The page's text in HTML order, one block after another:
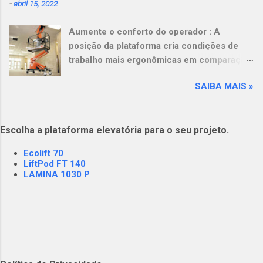
-abril 15, 2022
Aumente o conforto do operador : A
posição da plataforma cria condições de
trabalho mais ergonômicas em comparação
ferramentas e materiais : A capacidade da
Opere em pisos delicados : Seu design leve,
solo, tornam esta máquina ideal para pisos
delicados e elevadores com requisitos de
SAIBA MAIS »
Escolha a plataforma elevatória para o seu projeto.
Ecolift 70
LiftPod FT 140
LAMINA 1030 P